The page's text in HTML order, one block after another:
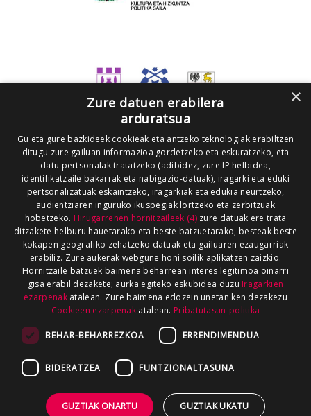
×
Zure datuen erabilera
arduratsua
Gu eta gure bazkideek cookieak eta antzeko teknologiak erabiltzen
ditugu zure gailuan informazioa gordetzeko eta eskuratzeko, eta
datu pertsonalak tratatzeko (adibidez, zure IP helbidea,
identifikatzaile bakarrak eta nabigazio-datuak), iragarki eta eduki
pertsonalizatuak eskaintzeko, iragarkiak eta edukia neurtzeko,
audientziaren inguruko ikuspegiak lortzeko eta zerbitzuak
hobetzeko. Hirugarrenen hornitzaileek (4)zure datuak ere trata
ditzakete helburu hauetarako eta beste batzuetarako, besteak beste
kokapen geografiko zehatzeko datuak eta gailuaren ezaugarriak
erabiliz. Zure aukerak webgune honi soilik aplikatzen zaizkio.
Hornitzaile batzuek baimena beharrean interes legitimoa oinarri
gisa erabil dezakete; aurka egiteko eskubidea duzu Iragarkien
ezarpenakatalean. Zure baimena edozein unetan ken dezakezu
Cookieen ezarpenak atalean. Pribatutasun-politika
BEHAR-BEHARREZKOA ERRENDIMENDUA
BIDERATZEA FUNTZIONALTASUNA
GUZTIAK ONARTU GUZTIAK UKATU